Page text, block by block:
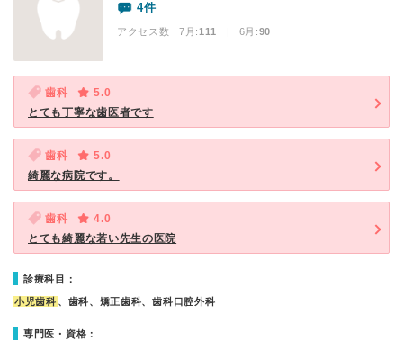
4件
アクセス数 7月:111 | 6月:90
歯科
5.0
とても丁寧な歯医者です
歯科
5.0
綺麗な病院です。
歯科
4.0
とても綺麗な若い先生の医院
診療科目：
小児歯科 、歯科、矯正歯科、歯科口腔外科
専門医・資格：